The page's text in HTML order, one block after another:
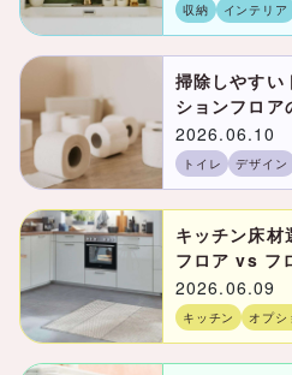
収納 インテリア
掃除しやすい
ションフロア
2026.06.10
トイレ デザイン
キッチン床材
フロア vs フ
2026.06.09
キッチン オプシ